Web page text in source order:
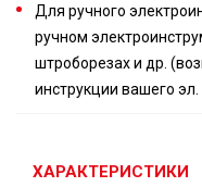
Для ручного
ручном
штроборезах и др.
инструкции вашего эл.
ХАРАКТЕРИСТИКИ